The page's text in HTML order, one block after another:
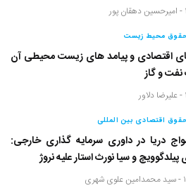
امیرحسین دهقان پور
محیط زیست
اقتصادی و پیامد های زیست محیطی آن
و گاز
علیرضا دلاور
اقتصادی بین المللی
دریا در داوری سرمایه گذاری خارجی:
پیلدگوویچ و سیا نورث استار علیه نروژ
سید محمدامین علوی شهری